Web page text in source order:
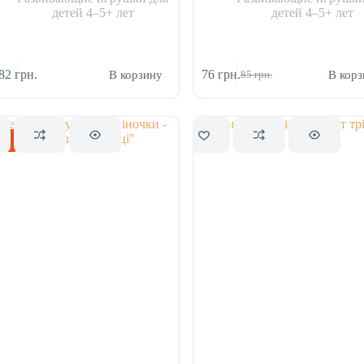
детей 4–5+ лет
грн. В корзину
детей 4–5+ лет
85грн.
Первоначальная
76грн.Текущая
В